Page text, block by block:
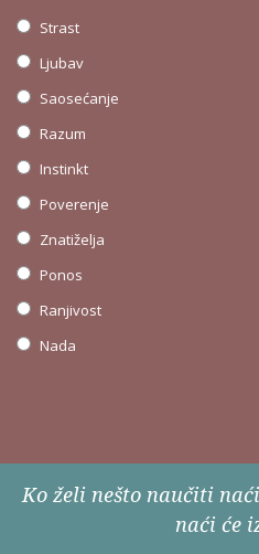
Strast
Ljubav
Saosećanje
Razum
Instinkt
Poverenje
Znatiželja
Ponos
Ranjivost
Nada
Ko želi nešto naučiti
naći će